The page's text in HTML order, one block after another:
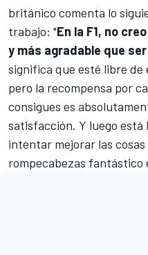
británico comenta lo
trabajo: "En la F1, no
y más agradable que
significa que esté libre de
pero la recompensa por
consigues es
satisfacción. Y luego está
intentar mejorar las
rompecabezas fantástico